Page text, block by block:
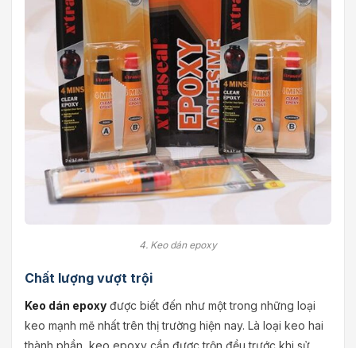
4. Keo dán epoxy
Chất lượng vượt trội
Keo dán epoxy được biết đến như một trong những loại
keo mạnh mẽ nhất trên thị trường hiện nay. Là loại keo hai
thành phần, keo epoxy cần được trộn đều trước khi sử